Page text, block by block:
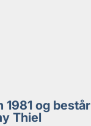
og består
Thiel